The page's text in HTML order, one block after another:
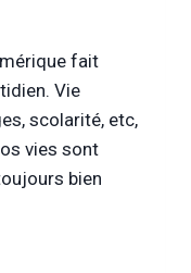
fait
Vie
scolarité, etc,
vies sont
bien